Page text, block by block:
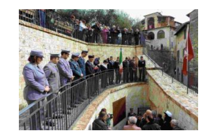
Parco Cittadino "Orto del Vescovo" "Caduti di Nassirya"